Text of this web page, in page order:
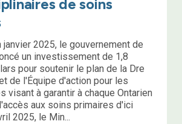
de soins
janvier 2025, le gouvernement de
un investissement de 1,8
pour soutenir le plan de la Dre
de l'Équipe d'action pour les
visant à garantir à chaque Ontarien
aux soins primaires d'ici
2025, le Min...